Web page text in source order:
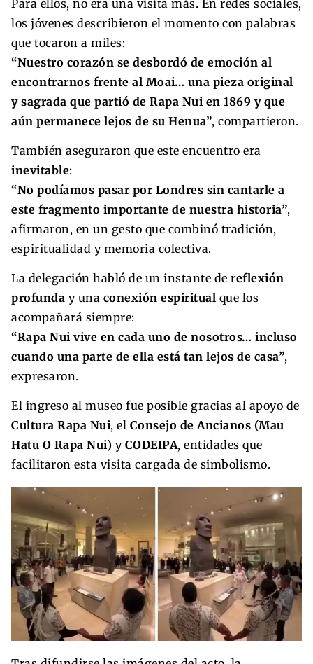
Para ellos, no era una visita más. En redes sociales,
los jóvenes describieron el momento con palabras
que tocaron a miles:
“Nuestro corazón se desbordó de emoción al
encontrarnos frente al Moai… una pieza original
y sagrada que partió de Rapa Nui en 1869 y que
aún permanece lejos de su Henua”, compartieron.
También aseguraron que este encuentro era
inevitable:
“No podíamos pasar por Londres sin cantarle a
este fragmento importante de nuestra historia”,
afirmaron, en un gesto que combinó tradición,
espiritualidad y memoria colectiva.
La delegación habló de un instante de reflexión
profunda y una conexión espiritual que los
acompañará siempre:
“Rapa Nui vive en cada uno de nosotros… incluso
cuando una parte de ella está tan lejos de casa”,
expresaron.
El ingreso al museo fue posible gracias al apoyo de
Cultura Rapa Nui, el Consejo de Ancianos (Mau
Hatu O Rapa Nui) y CODEIPA, entidades que
facilitaron esta visita cargada de simbolismo.